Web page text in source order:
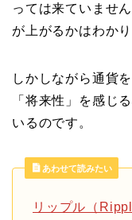
っては来ていませ
が上がるかはわかり
しかしながら通貨
「将来性」を感じ
いるのです。
あわせて読みたい
リップル（